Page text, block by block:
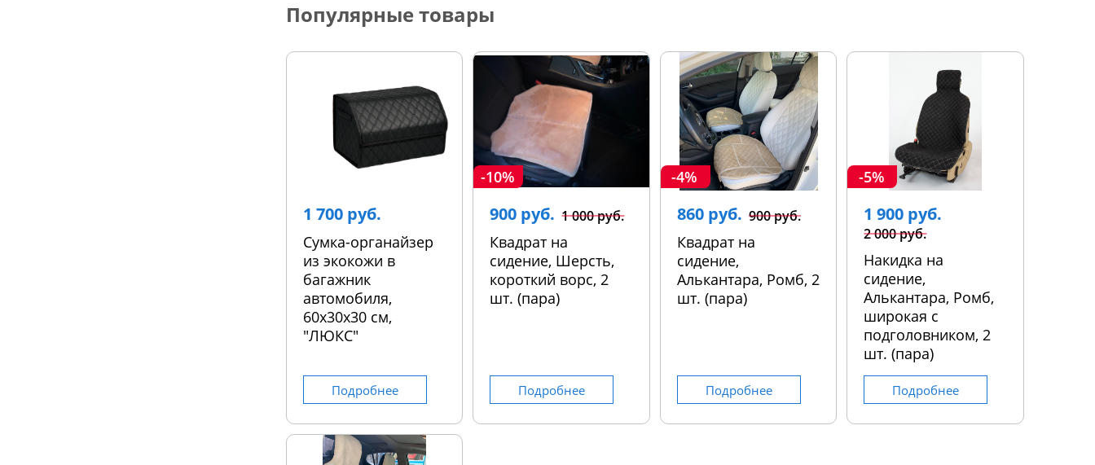
Популярные товары
1 700 руб.
Сумка-органайзер
из экокожи в
багажник
автомобиля,
60х30х30 см,
"ЛЮКС"
Подробнее
-10%
900 руб. 1 000 руб.
Квадрат на
сидение, Шерсть,
короткий ворс, 2
шт. (пара)
Подробнее
-4%
860 руб. 900 руб.
Квадрат на
сидение,
Алькантара, Ромб, 2
шт. (пара)
Подробнее
-5%
1 900 руб.
2 000 руб.
Накидка на
сидение,
Алькантара, Ромб,
широкая с
подголовником, 2
шт. (пара)
Подробнее